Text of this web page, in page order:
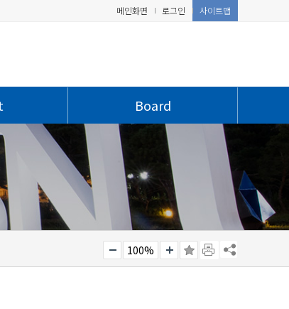
메인화면 로그인 사이트맵
Board
100%